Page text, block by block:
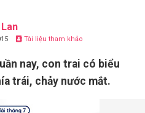
Tài liệu tham khảo
nay, con trai có biểu
trái, chảy nước mắt.